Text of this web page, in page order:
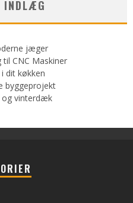
INDLÆG
jæger
til CNC Maskiner
dit køkken
byggeprojekt
og vinterdæk